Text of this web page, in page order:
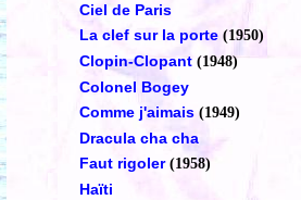
Ciel de Paris
La clef sur la porte (1950)
Clopin-Clopant (1948)
Colonel Bogey
Comme j'aimais (1949)
Dracula cha cha
Faut rigoler (1958)
Haïti